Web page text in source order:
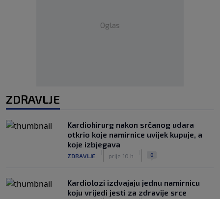
Oglas
ZDRAVLJE
Kardiohirurg nakon srčanog udara
otkrio koje namirnice uvijek kupuje, a
koje izbjegava
ZDRAVLJE prije 10 h 0
Kardiolozi izdvajaju jednu namirnicu
koju vrijedi jesti za zdravije srce